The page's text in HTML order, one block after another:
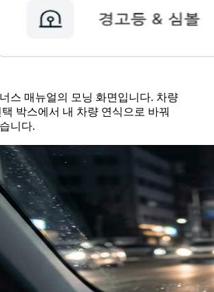
스 매뉴얼의 모닝 화면입니다. 차량
박스에서 내 차량 연식으로 바꿔
니다.